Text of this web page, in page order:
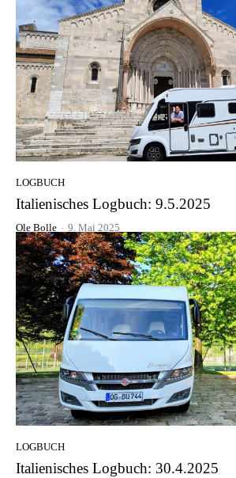
LOGBUCH
Italienisches Logbuch: 9.5.2025
Ole Bolle - 9. Mai 2025
LOGBUCH
Italienisches Logbuch: 30.4.2025